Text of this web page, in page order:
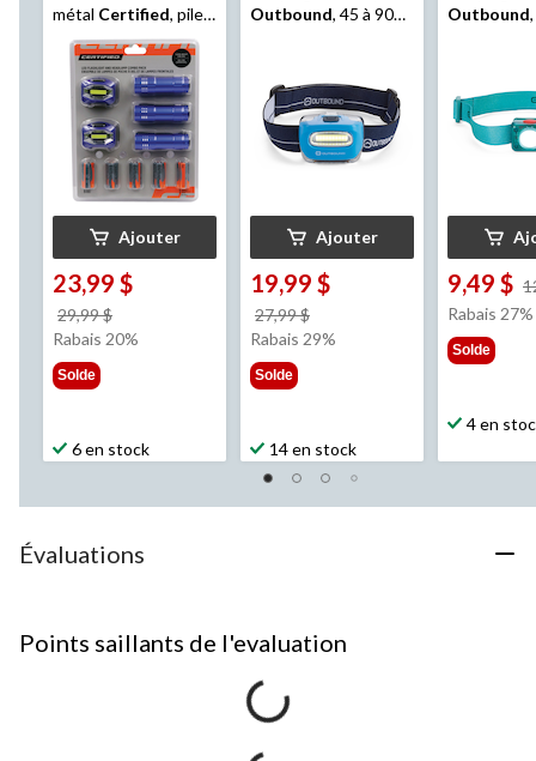
métal Certified, piles
comprises, paq. 5
Ajouter
23,99 $
29,99 $
était
Rabais 20%
Solde
6 en stock
Outbound, 45 à 90
Ajouter
19,99 $
27,99 $
était
Rabais 29%
Solde
14 en stock
Outbound
9,49 $
Rabais 27%
Solde
4 en
Évaluations
Points saillants de l'evaluation